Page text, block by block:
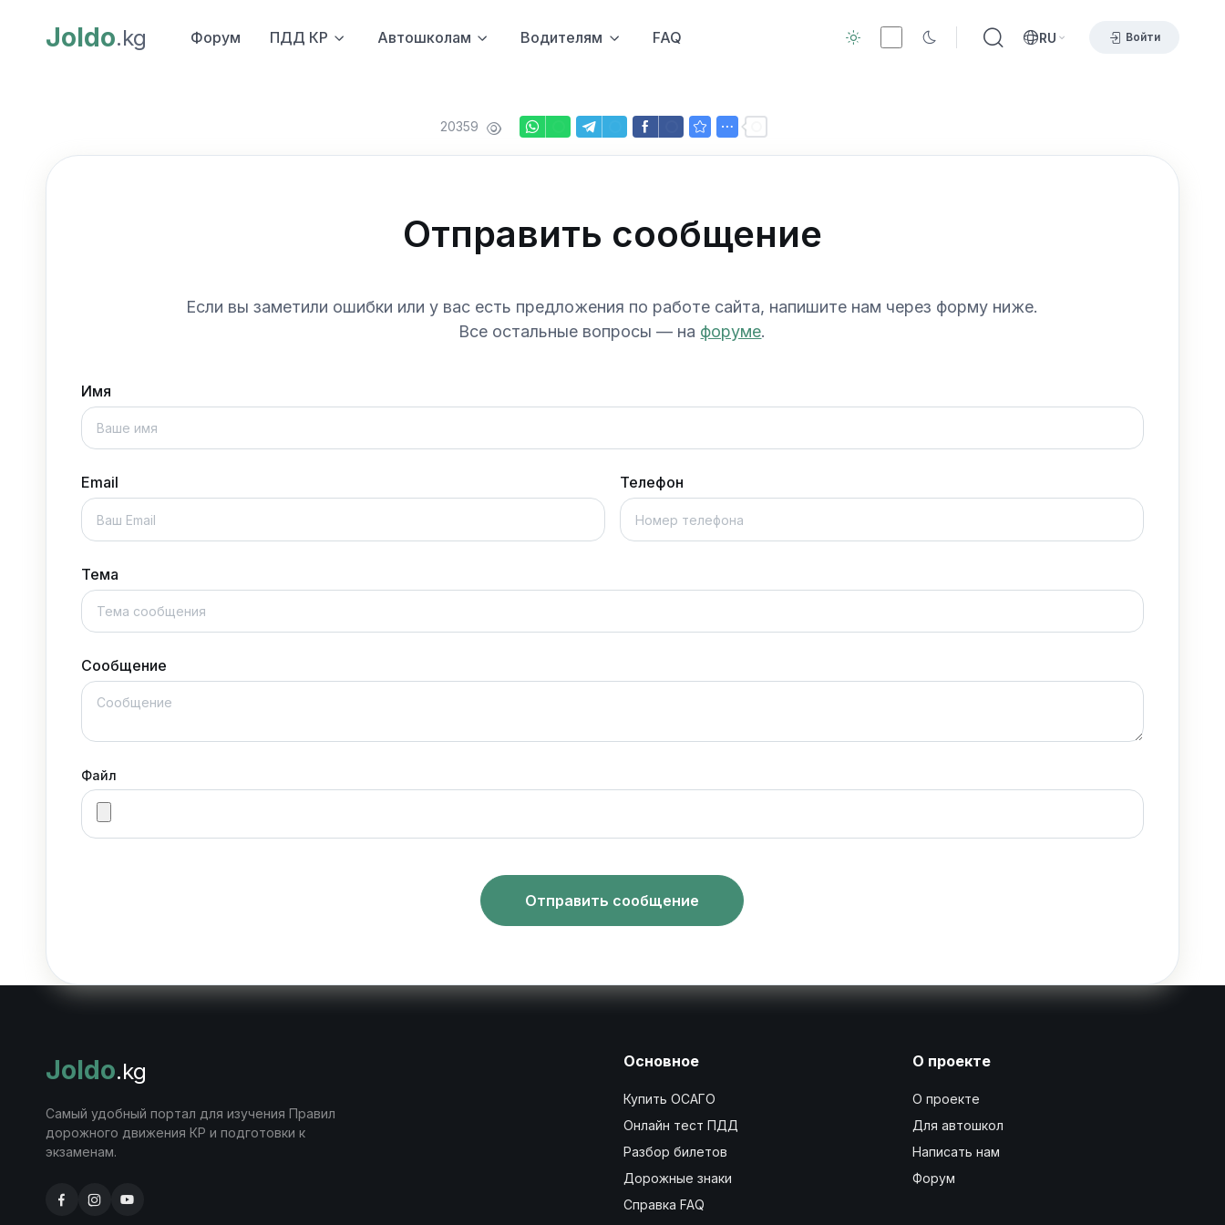
Joldo.kg RU Войти
Форум ПДД КР Автошколам Водителям FAQ
20359
Отправить сообщение
Если вы заметили ошибки или у вас есть предложения по работе сайта, напишите нам через форму ниже.
Все остальные вопросы — на форуме.
Имя
Email Телефон
Тема
Сообщение
Файл
Отправить сообщение
Joldo.kg
Самый удобный портал для изучения Правил
дорожного движения КР и подготовки к
экзаменам.
Основное
Купить ОСАГО
Онлайн тест ПДД
Разбор билетов
Дорожные знаки
Справка FAQ
О проекте
О проекте
Для автошкол
Написать нам
Форум